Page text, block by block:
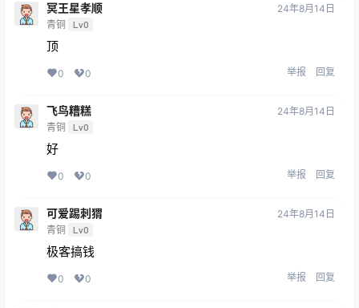
冥王星孝顺
青铜 Lv0
24年8月14日
顶
0 0 举报 回复
飞鸟糟糕
青铜 Lv0
24年8月14日
好
0 0 举报 回复
可爱踢刺猬
青铜 Lv0
24年8月14日
极客搞钱
0 0 举报 回复